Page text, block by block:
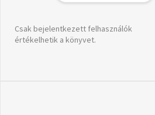
Csak bejelentkezett felhasználók
értékelhetik a könyvet.